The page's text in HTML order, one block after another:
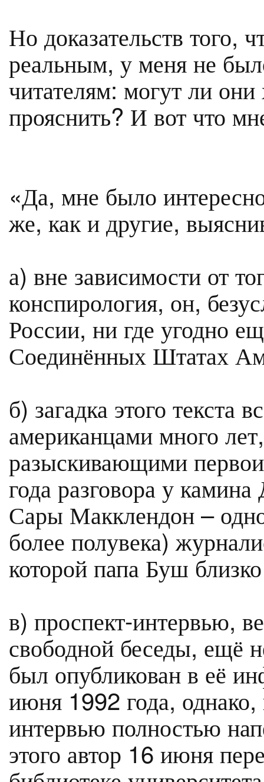
Но доказательств того,
реальным, у меня не
читателям: могут ли они
прояснить? И вот что
«Да, мне было
же, как и другие,
а) вне зависимости от
конспирология, он,
России, ни где угодно
Соединённых Штатах
б) загадка этого текста
американцами много
разыскивающими
года разговора у
Сары Макклендон –
более полувека)
которой папа Буш
в) проспект-интервью,
свободной беседы, ещё
был опубликован в её
июня 1992 года, однако,
интервью полностью
этого автор 16 июня